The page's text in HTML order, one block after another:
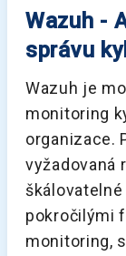
Wazuh -
správu
Wazuh je
monitoring
organizace.
vyžadovaná
pokročilými
monitoring,